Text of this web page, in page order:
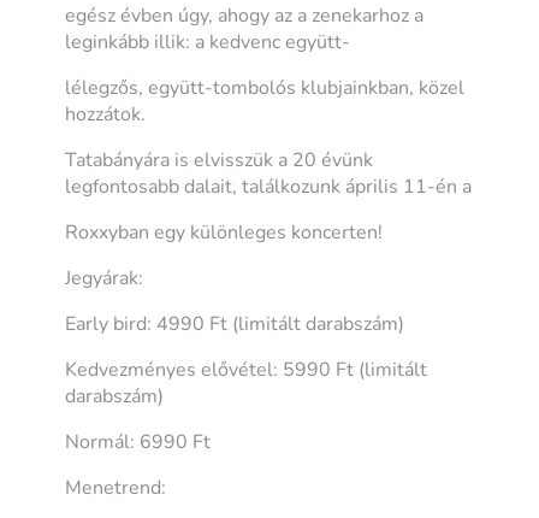
egész évben úgy, ahogy az a zenekarhoz a
leginkább illik: a kedvenc együtt-
lélegzős, együtt-tombolós klubjainkban, közel
hozzátok.
Tatabányára is elvisszük a 20 évünk
legfontosabb dalait, találkozunk április 11-én a
Roxxyban egy különleges koncerten!
Jegyárak:
Early bird: 4990 Ft (limitált darabszám)
Kedvezményes elővétel: 5990 Ft (limitált
darabszám)
Normál: 6990 Ft
Menetrend: